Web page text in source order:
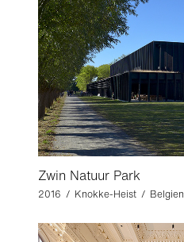
Zwin Natuur Park
2016 / Knokke-Heist / Belgien